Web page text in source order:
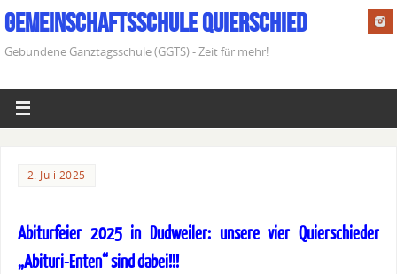
Gemeinschaftsschule Quierschied
Gebundene Ganztagsschule (GGTS) - Zeit für mehr!
2. Juli 2025
Abiturfeier 2025 in Dudweiler: unsere vier Quierschieder
„Abituri-Enten“ sind dabei!!!